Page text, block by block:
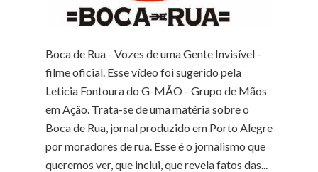
Boca de Rua - Vozes de uma Gente Invisível -
filme oficial. Esse vídeo foi sugerido pela
Leticia Fontoura do G-MÃO - Grupo de Mãos
em Ação. Trata-se de uma matéria sobre o
Boca de Rua, jornal produzido em Porto Alegre
por moradores de rua. Esse é o jornalismo que
queremos ver, que inclui, que revela fatos das...